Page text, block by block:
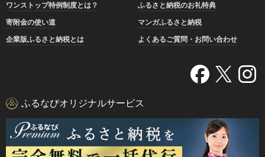
ワンストップ特例制度とは？
ふるさと納税のお礼特典
寄附金の使い道
マンガふるさと納税
企業版ふるさと納税とは
よくあるご質問・お問い合わせ
ふるなびオリジナルサービス